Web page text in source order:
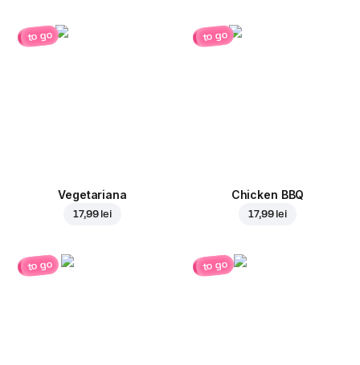
to go
Vegetariana
17,99 lei
to go
Chicken BBQ
17,99 lei
to go to go